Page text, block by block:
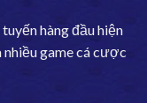
hàng đầu hiện
game cá cược